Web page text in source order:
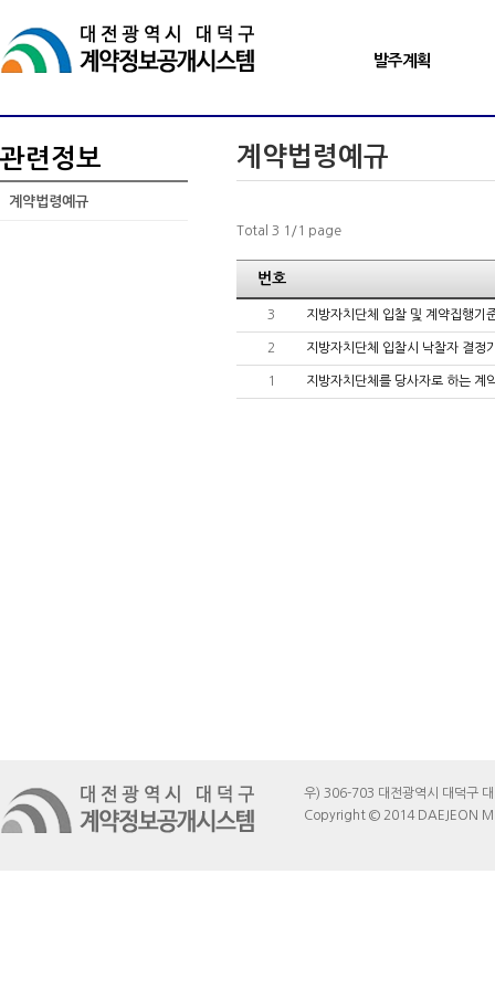
발주계획
관련정보
계약법령예규
계약법령예규
Total 3 1/1 page
번호
3 지방자치단체 입찰 및 계약집행기
2 지방자치단체 입찰시 낙찰자 결정
1 지방자치단체를 당사자로 하는 계
우) 306-703 대전광역시 대덕구
Copyright © 2014 DAEJEON